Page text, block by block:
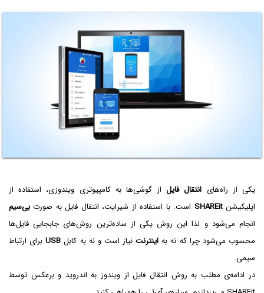
یکی از راه‌های انتقال فایلاز گوشی‌ها به کامپیوتری ویندوزی، استفاده از
اپلیکیشنSHAREit است. با استفاده از شیرایت، انتقال فایل به صورت بی‌سیم
انجام می‌شود و لذا این روش یکی از ساده‌ترین روش‌های جابجایی فایل‌ها
محسوب می‌شود چرا که نه به اینترنتنیاز است و نه به کابل USBبرای ارتباط
سیمی.
در ادامه‌ی مطلب به روش انتقال فایل از ویندوز به اندروید و برعکس توسط